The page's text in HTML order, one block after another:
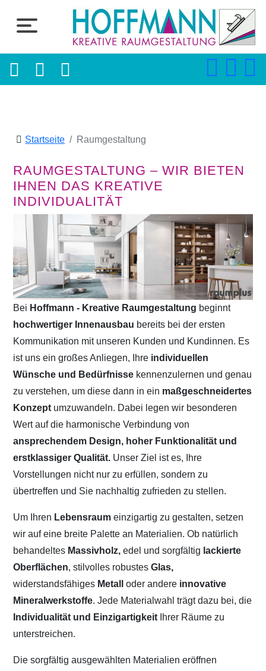
Startseite Raumgestaltung
RAUMGESTALTUNG – WIR BIETEN
IHNEN DAS KREATIVE
INDIVIDUALITÄT
Bei Hoffmann - Kreative Raumgestaltung beginnt
hochwertiger Innenausbau bereits bei der ersten
Kommunikation mit unseren Kunden und Kundinnen. Es
ist uns ein großes Anliegen, Ihre individuellen
Wünsche und Bedürfnisse kennenzulernen und genau
zu verstehen, um diese dann in ein maßgeschneidertes
Konzept umzuwandeln. Dabei legen wir besonderen
Wert auf die harmonische Verbindung von
ansprechendem Design, hoher Funktionalität und
erstklassiger Qualität. Unser Ziel ist es, Ihre
Vorstellungen nicht nur zu erfüllen, sondern zu
übertreffen und Sie nachhaltig zufrieden zu stellen.
Um Ihren Lebensraumeinzigartig zu gestalten, setzen
wir auf eine breite Palette an Materialien. Ob natürlich
behandeltes Massivholz, edel und sorgfältig lackierte
Oberflächen, stilvolles robustesGlas,
widerstandsfähiges Metalloder andere innovative
Mineralwerkstoffe. Jede Materialwahl trägt dazu bei, die
Individualität und Einzigartigkeit Ihrer Räume zu
unterstreichen.
Die sorgfältig ausgewählten Materialien eröffnen